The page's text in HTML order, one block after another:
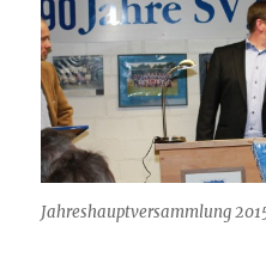
Jahreshauptversammlung